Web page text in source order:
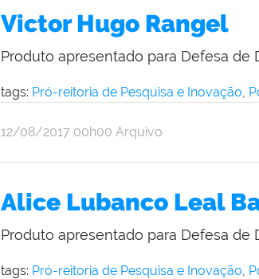
Victor Hugo Rangel
Produto apresentado para Defesa de
tags: Pró-reitoria de Pesquisa e Inovação,
por
publicado
12/08/2017 00h00 Arquivo
Alice Lubanco Leal
Produto apresentado para Defesa de
tags: Pró-reitoria de Pesquisa e Inovação,